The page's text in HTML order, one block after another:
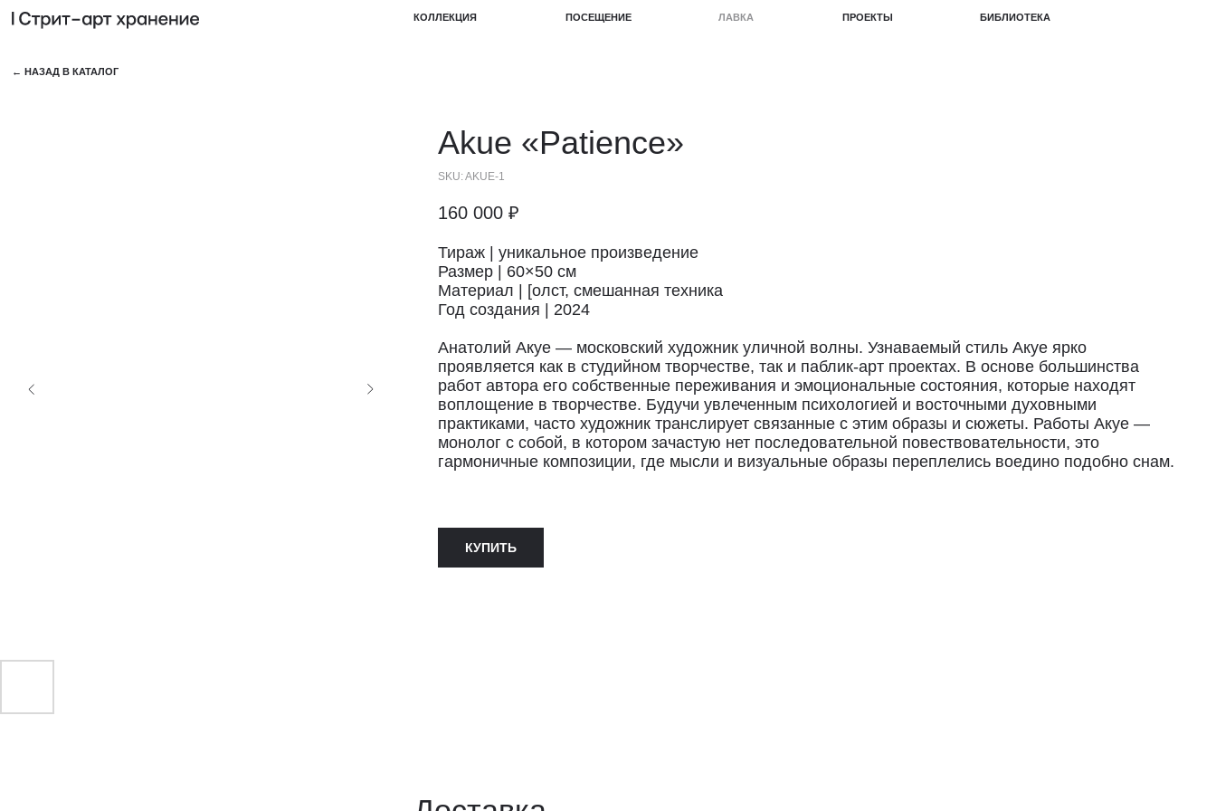
КОЛЛЕКЦИЯ ПРОЕКТЫ БИБЛИОТЕКА
Akue «Patience»
SKU:AKUE-1
160 000 ₽
Тираж | уникальное произведение
Размер | 60×50 см
Материал | [олст, смешанная техника
Год создания | 2024
Анатолий Акуе — московский художник уличной волны. Узнаваемый стиль Акуе ярко
проявляется как в студийном творчестве, так и паблик-арт проектах. В основе большинства
работ автора его собственные переживания и эмоциональные состояния, которые находят
воплощение в творчестве. Будучи увлеченным психологией и восточными духовными
практиками, часто художник транслирует связанные с этим образы и сюжеты. Работы Акуе —
монолог с собой, в котором зачастую нет последовательной повествовательности, это
гармоничные композиции, где мысли и визуальные образы переплелись воедино подобно снам.
КУПИТЬ
Самовывоз из магазина в Санкт-Петербурге возможен